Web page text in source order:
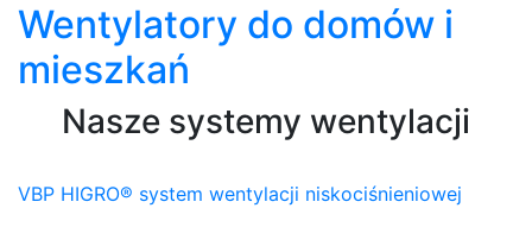
Wentylatory do domów i
mieszkań
Nasze systemy wentylacji
VBP HIGRO® system wentylacji niskociśnieniowej